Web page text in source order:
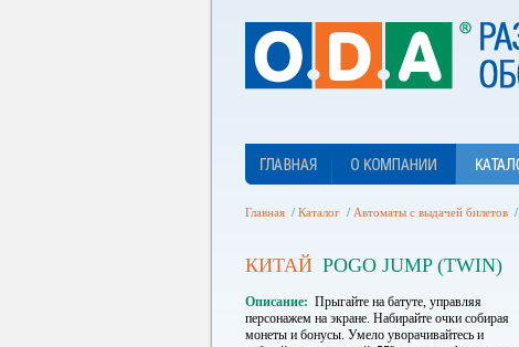
Главная / Каталог / Автоматы с выдачей билетов /
КИТАЙ POGO JUMP (TWIN)
Описание
Прыгайте на батуте, управляя
персонажем на экране. Набирайте очки собирая
монеты и бонусы. Умело уворачивайтесь и